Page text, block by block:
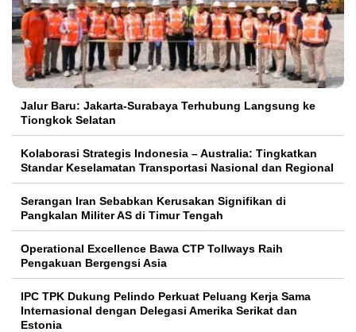
Jalur Baru: Jakarta-Surabaya Terhubung Langsung ke
Tiongkok Selatan
Kolaborasi Strategis Indonesia – Australia: Tingkatkan
Standar Keselamatan Transportasi Nasional dan Regional
Serangan Iran Sebabkan Kerusakan Signifikan di
Pangkalan Militer AS di Timur Tengah
Operational Excellence Bawa CTP Tollways Raih
Pengakuan Bergengsi Asia
IPC TPK Dukung Pelindo Perkuat Peluang Kerja Sama
Internasional dengan Delegasi Amerika Serikat dan
Estonia